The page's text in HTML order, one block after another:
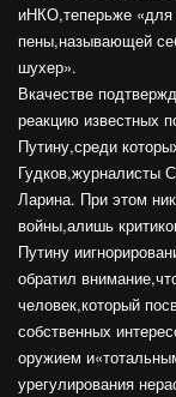
иНКО,теперьже «для
пены,называющей
шухер».
Вкачестве
реакцию известных
Путину,среди
Гудков,журналисты
Ларина. При этом
войны,алишь
Путину
обратил
человек,который
собственных
оружием
урегулирования